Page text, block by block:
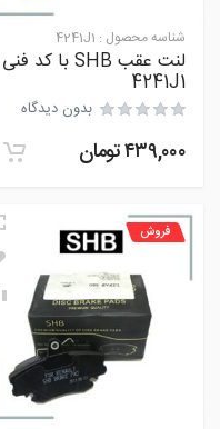
شناسه محصول : 4241J1
لنت عقب SHB با کد فنی
4241J1
بدون دیدگاه
۴۳۹,۰۰۰تومان
فروش